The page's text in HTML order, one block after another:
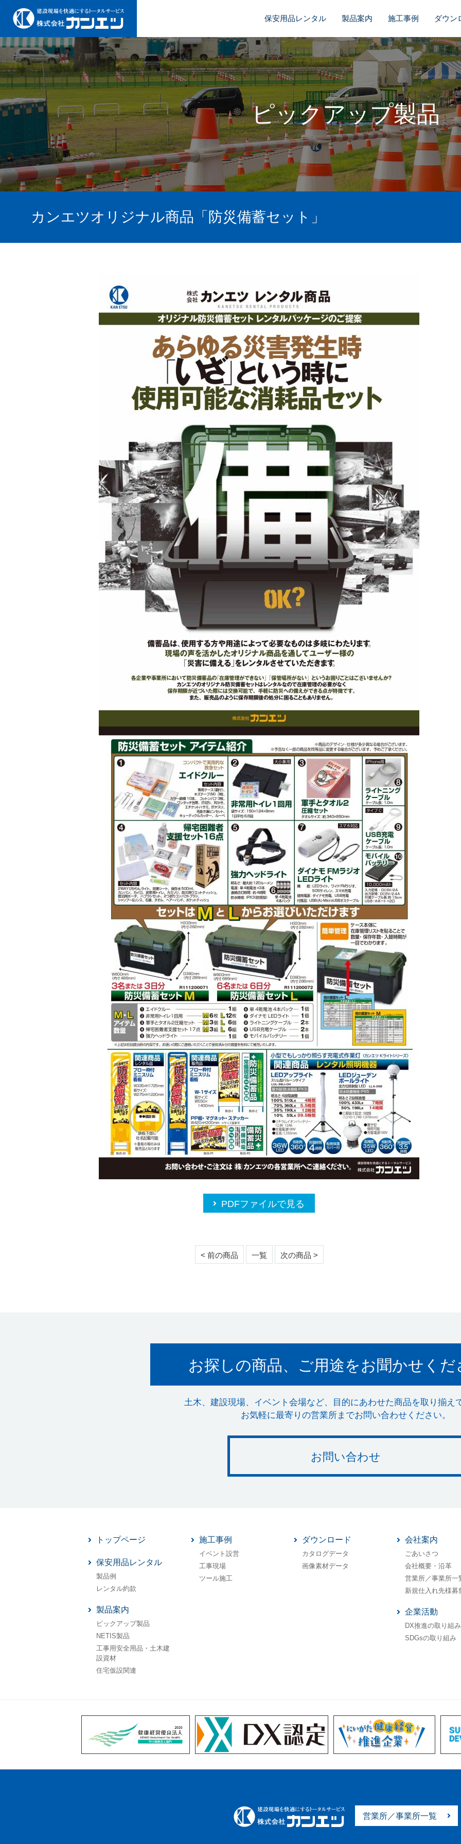
保安用品レンタル 製品案内 施工事例 ダウン
ピックアップ製品
カンエツオリジナル商品「防災備蓄セット」
PDFファイルで見る
< 前の商品 一覧 次の商品 >
お探しの商品、ご用途をお聞かせくだ
土木、建設現場、イベント会場など、目的にあわせた商品を取り揃え
お気軽に最寄りの営業所までお問い合わせください。
お問い合わせ
トップページ
保安用品レンタル
製品例
レンタル約款
製品案内
ピックアップ製品
NETIS製品
工事用安全用品・土木建
設資材
住宅仮設関連
施工事例
イベント設営
工事現場
ツール施工
ダウンロード
カタログデータ
画像素材データ
会社案内
ごあいさつ
会社概要・沿革
営業所／事業所一
新規仕入れ先様募
企業活動
DX推進の取り組み
SDGsの取り組み
営業所／事業所一覧